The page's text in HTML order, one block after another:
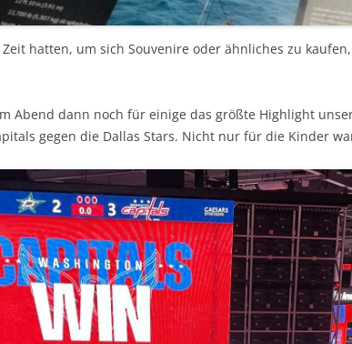
hatten, um sich Souvenire oder ähnliches zu
Abend dann noch für einige das größte Highlight
gegen die Dallas Stars. Nicht nur für die Kinder